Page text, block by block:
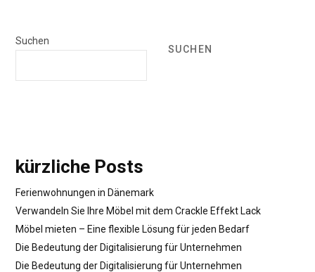
Suchen
SUCHEN
kürzliche Posts
Ferienwohnungen in Dänemark
Verwandeln Sie Ihre Möbel mit dem Crackle Effekt Lack
Möbel mieten – Eine flexible Lösung für jeden Bedarf
Die Bedeutung der Digitalisierung für Unternehmen
Die Bedeutung der Digitalisierung für Unternehmen